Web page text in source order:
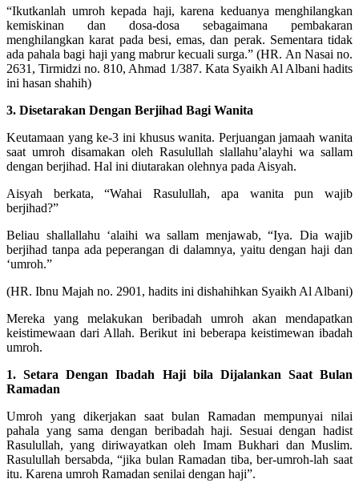
“Ikutkanlah umroh kepada haji, karena keduanya menghilangkan
kemiskinan dan dosa-dosa sebagaimana pembakaran
menghilangkan karat pada besi, emas, dan perak. Sementara tidak
ada pahala bagi haji yang mabrur kecuali surga.” (HR. An Nasai no.
2631, Tirmidzi no. 810, Ahmad 1/387. Kata Syaikh Al Albani hadits
ini hasan shahih)
3. Disetarakan Dengan Berjihad Bagi Wanita
Keutamaan yang ke-3 ini khusus wanita. Perjuangan jamaah wanita
saat umroh disamakan oleh Rasulullah slallahu’alayhi wa sallam
dengan berjihad. Hal ini diutarakan olehnya pada Aisyah.
Aisyah berkata, “Wahai Rasulullah, apa wanita pun wajib
berjihad?”
Beliau shallallahu ‘alaihi wa sallam menjawab, “Iya. Dia wajib
berjihad tanpa ada peperangan di dalamnya, yaitu dengan haji dan
‘umroh.”
(HR. Ibnu Majah no. 2901, hadits ini dishahihkan Syaikh Al Albani)
Mereka yang melakukan beribadah umroh akan mendapatkan
keistimewaan dari Allah. Berikut ini beberapa keistimewan ibadah
umroh.
1. Setara Dengan Ibadah Haji bila Dijalankan Saat Bulan
Ramadan
Umroh yang dikerjakan saat bulan Ramadan mempunyai nilai
pahala yang sama dengan beribadah haji. Sesuai dengan hadist
Rasulullah, yang diriwayatkan oleh Imam Bukhari dan Muslim.
Rasulullah bersabda, “jika bulan Ramadan tiba, ber-umroh-lah saat
itu. Karena umroh Ramadan senilai dengan haji”.